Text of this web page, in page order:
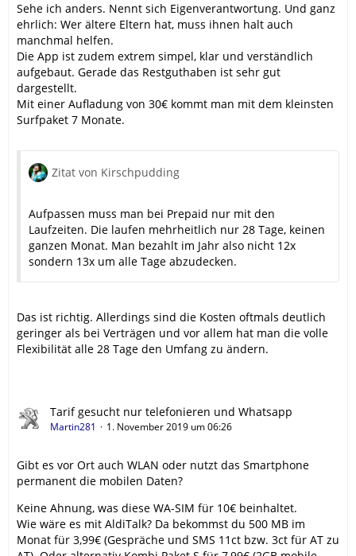
Sehe ich anders. Nennt sich Eigenverantwortung. Und ganz
ehrlich: Wer ältere Eltern hat, muss ihnen halt auch
manchmal helfen.
Die App ist zudem extrem simpel, klar und verständlich
aufgebaut. Gerade das Restguthaben ist sehr gut
dargestellt.
Mit einer Aufladung von 30€ kommt man mit dem kleinsten
Surfpaket 7 Monate.
Zitat von Kirschpudding
Aufpassen muss man bei Prepaid nur mit den
Laufzeiten. Die laufen mehrheitlich nur 28 Tage, keinen
ganzen Monat. Man bezahlt im Jahr also nicht 12x
sondern 13x um alle Tage abzudecken.
Das ist richtig. Allerdings sind die Kosten oftmals deutlich
geringer als bei Verträgen und vor allem hat man die volle
Flexibilität alle 28 Tage den Umfang zu ändern.
Tarif gesucht nur telefonieren und Whatsapp
Martin281 1. November 2019 um 06:26
Gibt es vor Ort auch WLAN oder nutzt das Smartphone
permanent die mobilen Daten?
Keine Ahnung, was diese WA-SIM für 10€ beinhaltet.
Wie wäre es mit AldiTalk? Da bekommst du 500 MB im
Monat für 3,99€ (Gespräche und SMS 11ct bzw. 3ct für AT zu